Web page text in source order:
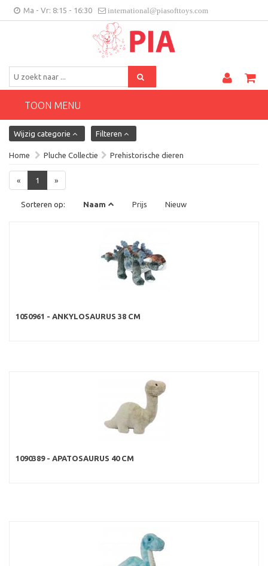
Ma - Vr: 8:15 - 16:30 international@piasofttoys.com
Klantenfeedback
BE/NL
TOON MENU
Wijzig categorie Filteren
Home Pluche Collectie Prehistorische dieren
« 1 »
Sorteren op: Naam Prijs Nieuw
1050961 - ANKYLOSAURUS 38 CM
1090389 - APATOSAURUS 40 CM